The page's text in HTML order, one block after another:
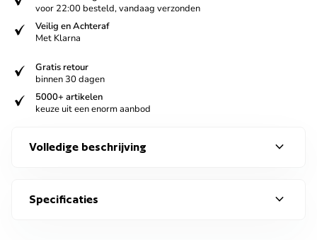
voor 22:00 besteld, vandaag verzonden
verified
Veilig en Achteraf
Met Klarna
verified
Gratis retour
binnen 30 dagen
verified
5000+ artikelen
keuze uit een enorm aanbod
Volledige beschrijving expand_more
Specificaties expand_more